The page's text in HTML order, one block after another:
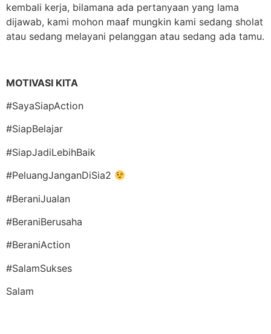
kembali kerja, bilamana ada pertanyaan yang lama
dijawab, kami mohon maaf mungkin kami sedang sholat
atau sedang melayani pelanggan atau sedang ada tamu.
MOTIVASI KITA
#SayaSiapAction
#SiapBelajar
#SiapJadiLebihBaik
#PeluangJanganDiSia2
#BeraniJualan
#BeraniBerusaha
#BeraniAction
#SalamSukses
Salam